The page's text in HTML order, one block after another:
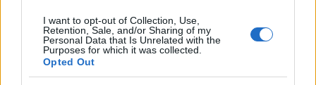
I want to opt-out of Collection, Use,
Retention, Sale, and/or Sharing of my
Personal Data that Is Unrelated with the
Purposes for which it was collected.
Opted Out